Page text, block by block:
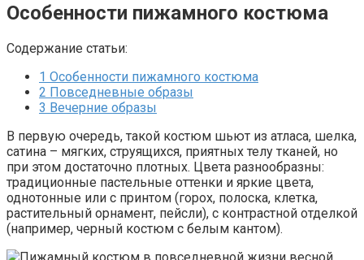
Особенности пижамного костюма
Содержание статьи:
1 Особенности пижамного костюма
2 Повседневные образы
3 Вечерние образы
В первую очередь, такой костюм шьют из атласа, шелка,
сатина – мягких, струящихся, приятных телу тканей, но
при этом достаточно плотных. Цвета разнообразны:
традиционные пастельные оттенки и яркие цвета,
однотонные или с принтом (горох, полоска, клетка,
растительный орнамент, пейсли), с контрастной отделкой
(например, черный костюм с белым кантом).